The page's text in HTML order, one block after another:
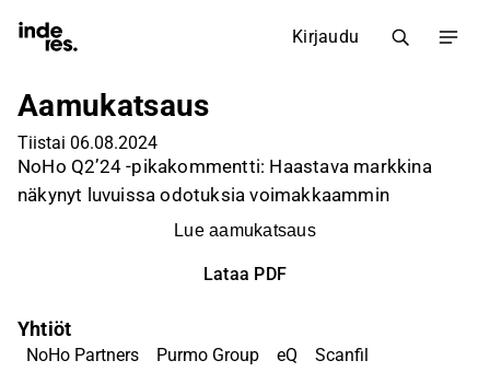
Kirjaudu
Aamukatsaus
Tiistai 06.08.2024
NoHo Q2’24 -pikakommentti: Haastava markkina
näkynyt luvuissa odotuksia voimakkaammin
Lue aamukatsaus
Lataa PDF
Yhtiöt
NoHo Partners Purmo Group eQ
Scanfil